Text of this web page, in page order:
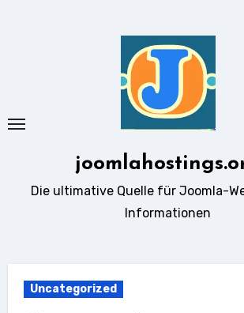
Die ultimative Quelle für Joomla-
Informationen
Uncategorized